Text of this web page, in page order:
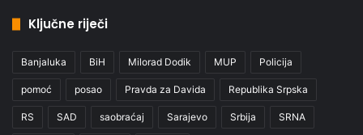
Ključne riječi
Banjaluka BiH Milorad Dodik MUP Policija
pomoć posao Pravda za Davida Republika Srpska
RS SAD saobraćaj Sarajevo Srbija SRNA